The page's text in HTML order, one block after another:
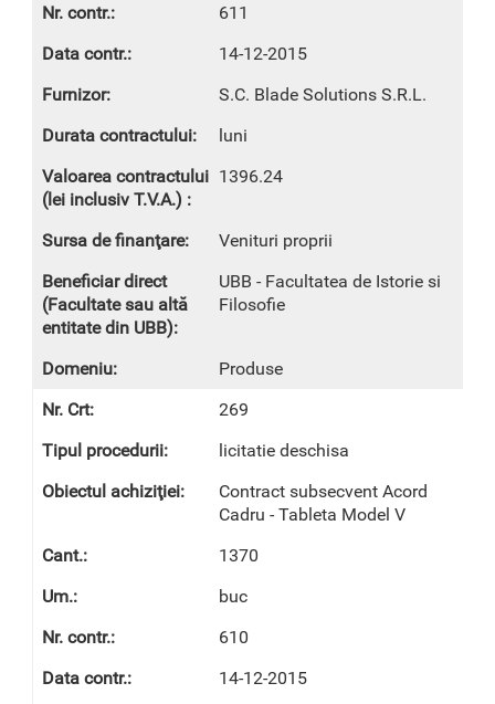
611
14-12-2015
S.C. Blade Solutions S.R.L.
luni
1396.24
Venituri proprii
UBB - Facultatea de Istorie si
Filosofie
Produse
269
licitatie deschisa
Contract subsecvent Acord
Cadru - Tableta Model V
1370
buc
610
14-12-2015